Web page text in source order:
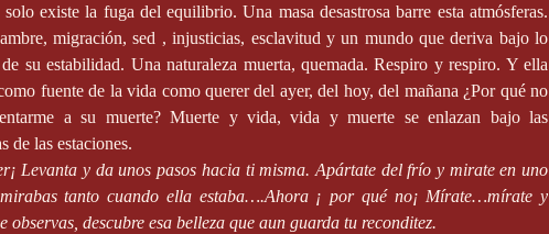
existe la fuga del equilibrio. Una masa desastrosa barre esta atmósferas.
migración, sed , injusticias, esclavitud y un mundo que deriva bajo lo
su estabilidad. Una naturaleza muerta, quemada. Respiro y respiro. Y ella
fuente de la vida como querer del ayer, del hoy, del mañana ¿Por qué no
a su muerte? Muerte y vida, vida y muerte se enlazan bajo las
de las estaciones.
Levanta y da unos pasos hacia ti misma. Apártate del frío y mirate en uno
tanto cuando ella estaba….Ahora ¡ por qué no¡ Mírate…mírate y
observas, descubre esa belleza que aun guarda tu reconditez.